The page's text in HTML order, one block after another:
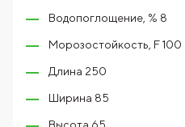
Водопоглощение, % 8
Морозостойкость, F 100
Длина 250
Ширина 85